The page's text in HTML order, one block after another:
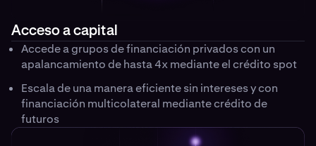
Acceso a capital
Accede a grupos de financiación privados con un
apalancamiento de hasta 4x mediante el crédito spot
Escala de una manera eficiente sin intereses y con
financiación multicolateral mediante crédito de
futuros